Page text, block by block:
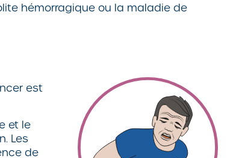
hémorragique ou la maladie de
est
et le
Les
de